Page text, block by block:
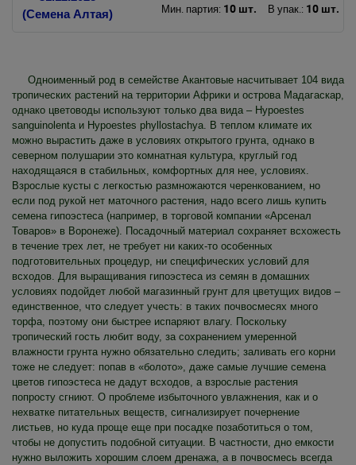
Мин. партия: 10 шт. В упак.: 10 шт.
Одноименный род в семействе Акантовые насчитывает 104 вида
тропических растений на территории Африки и острова Мадагаскар,
однако цветоводы используют только два вида – Hypoestes
sanguinolenta и Hypoestes phyllostachya. В теплом климате их
можно вырастить даже в условиях открытого грунта, однако в
северном полушарии это комнатная культура, круглый год
находящаяся в стабильных, комфортных для нее, условиях.
Взрослые кусты с легкостью размножаются черенкованием, но
если под рукой нет маточного растения, надо всего лишь купить
семена гипоэстеса (например, в торговой компании «Арсенал
Товаров» в Воронеже). Посадочный материал сохраняет всхожесть
в течение трех лет, не требует ни каких-то особенных
подготовительных процедур, ни специфических условий для
всходов. Для выращивания гипоэстеса из семян в домашних
условиях подойдет любой магазинный грунт для цветущих видов –
единственное, что следует учесть: в таких почвосмесях много
торфа, поэтому они быстрее испаряют влагу. Поскольку
тропический гость любит воду, за сохранением умеренной
влажности грунта нужно обязательно следить; заливать его корни
тоже не следует: попав в «болото», даже самые лучшие семена
цветов гипоэстеса не дадут всходов, а взрослые растения
попросту сгниют. О проблеме избыточного увлажнения, как и о
нехватке питательных веществ, сигнализирует почернение
листьев, но куда проще еще при посадке позаботиться о том,
чтобы не допустить подобной ситуации. В частности, дно емкости
нужно выложить хорошим слоем дренажа, а в почвосмесь всегда